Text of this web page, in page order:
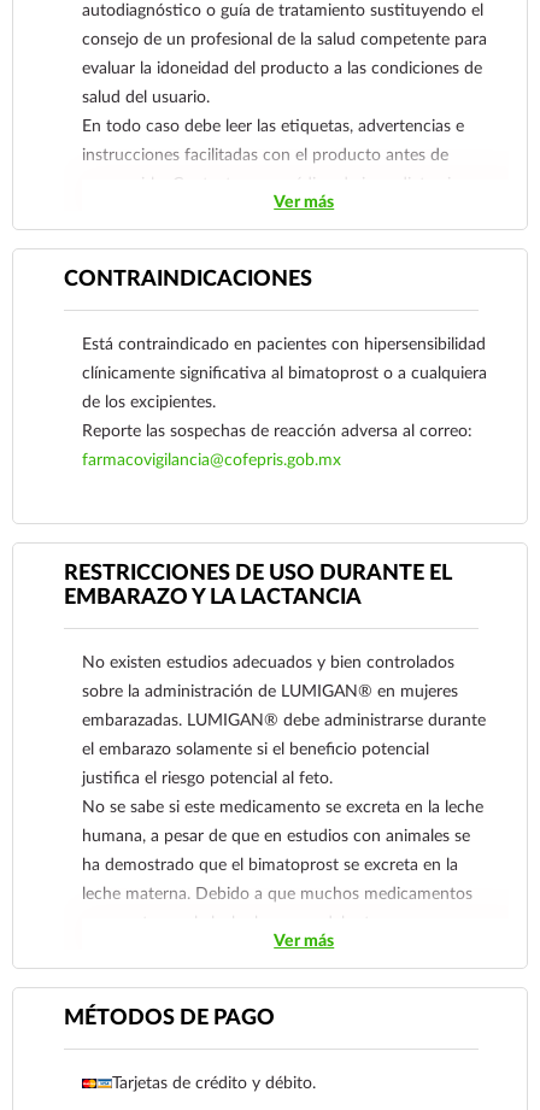
autodiagnóstico o guía de tratamiento sustituyendo el
consejo de un profesional de la salud competente para
evaluar la idoneidad del producto a las condiciones de
salud del usuario.
En todo caso debe leer las etiquetas, advertencias e
instrucciones facilitadas con el producto antes de
consumirlo. Contacte a su médico de inmediato si
sospecha que tiene un problema de salud.
Ver más
CONTRAINDICACIONES
Está contraindicado en pacientes con hipersensibilidad
clínicamente significativa al bimatoprost o a cualquiera
de los excipientes.
Reporte las sospechas de reacción adversa al correo:
farmacovigilancia@cofepris.gob.mx
RESTRICCIONES DE USO DURANTE EL
EMBARAZO Y LA LACTANCIA
No existen estudios adecuados y bien controlados
sobre la administración de LUMIGAN® en mujeres
embarazadas. LUMIGAN® debe administrarse durante
el embarazo solamente si el beneficio potencial
justifica el riesgo potencial al feto.
No se sabe si este medicamento se excreta en la leche
humana, a pesar de que en estudios con animales se
ha demostrado que el bimatoprost se excreta en la
leche materna. Debido a que muchos medicamentos
se excretan en la leche humana, debe tenerse
precaución al administrar LUMIGAN® a una mujer en
Ver más
MÉTODOS DE PAGO
Tarjetas de crédito y débito.